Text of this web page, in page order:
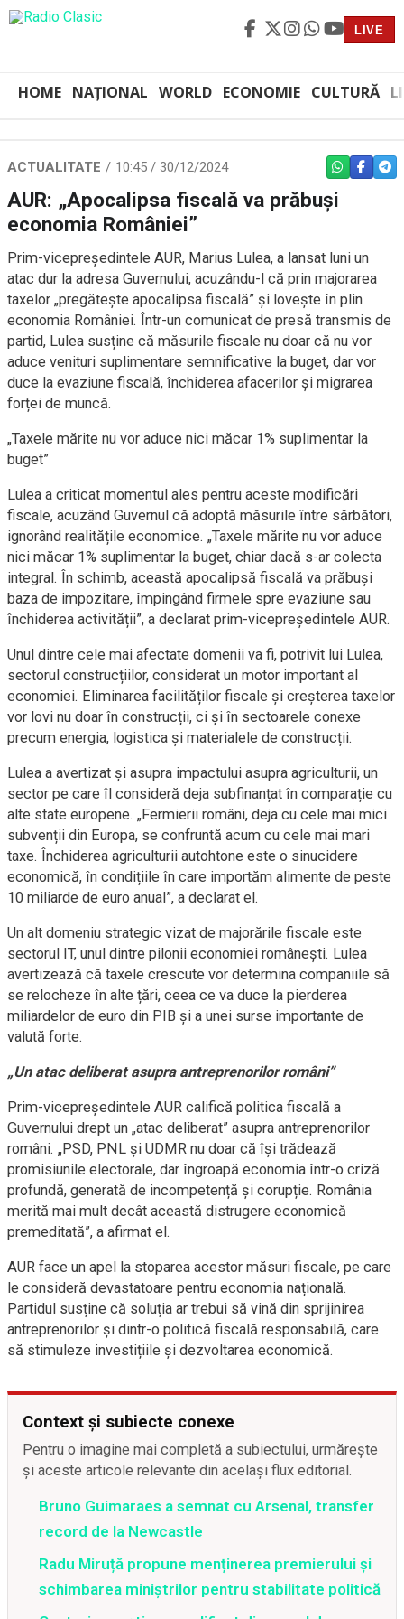
LIVE
HOME NAȚIONAL WORLD ECONOMIE CULTURĂ
ACTUALITATE 10:45 / 30/12/2024 WHATSAPP
AUR: „Apocalipsa fiscală va prăbuși
economia României”
Prim-vicepreședintele AUR, Marius Lulea, a lansat luni un
atac dur la adresa Guvernului, acuzându-l că prin majorarea
taxelor „pregătește apocalipsa fiscală” și lovește în plin
economia României. Într-un comunicat de presă transmis de
partid, Lulea susține că măsurile fiscale nu doar că nu vor
aduce venituri suplimentare semnificative la buget, dar vor
duce la evaziune fiscală, închiderea afacerilor și migrarea
forței de muncă.
„Taxele mărite nu vor aduce nici măcar 1% suplimentar la
buget”
Lulea a criticat momentul ales pentru aceste modificări
fiscale, acuzând Guvernul că adoptă măsurile între sărbători,
ignorând realitățile economice. „Taxele mărite nu vor aduce
nici măcar 1% suplimentar la buget, chiar dacă s-ar colecta
integral. În schimb, această apocalipsă fiscală va prăbuși
baza de impozitare, împingând firmele spre evaziune sau
închiderea activității”, a declarat prim-vicepreședintele AUR.
Unul dintre cele mai afectate domenii va fi, potrivit lui Lulea,
sectorul construcțiilor, considerat un motor important al
economiei. Eliminarea facilităților fiscale și creșterea taxelor
vor lovi nu doar în construcții, ci și în sectoarele conexe
precum energia, logistica și materialele de construcții.
Lulea a avertizat și asupra impactului asupra agriculturii, un
sector pe care îl consideră deja subfinanțat în comparație cu
alte state europene. „Fermierii români, deja cu cele mai mici
subvenții din Europa, se confruntă acum cu cele mai mari
taxe. Închiderea agriculturii autohtone este o sinucidere
economică, în condițiile în care importăm alimente de peste
10 miliarde de euro anual”, a declarat el.
Un alt domeniu strategic vizat de majorările fiscale este
sectorul IT, unul dintre pilonii economiei românești. Lulea
avertizează că taxele crescute vor determina companiile să
se relocheze în alte țări, ceea ce va duce la pierderea
miliardelor de euro din PIB și a unei surse importante de
valută forte.
„Un atac deliberat asupra antreprenorilor români”
Prim-vicepreședintele AUR califică politica fiscală a
Guvernului drept un „atac deliberat” asupra antreprenorilor
români. „PSD, PNL și UDMR nu doar că își trădează
promisiunile electorale, dar îngroapă economia într-o criză
profundă, generată de incompetență și corupție. România
merită mai mult decât această distrugere economică
premeditată”, a afirmat el.
AUR face un apel la stoparea acestor măsuri fiscale, pe care
le consideră devastatoare pentru economia națională.
Partidul susține că soluția ar trebui să vină din sprijinirea
antreprenorilor și dintr-o politică fiscală responsabilă, care
să stimuleze investițiile și dezvoltarea economică.
Context și subiecte conexe
Pentru o imagine mai completă a subiectului, urmărește
și aceste articole relevante din același flux editorial.
Bruno Guimaraes a semnat cu Arsenal, transfer
record de la Newcastle
Radu Miruță propune menținerea premierului și
schimbarea miniștrilor pentru stabilitate politică